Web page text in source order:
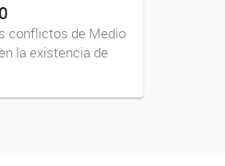
conflictos de Medio
la existencia de